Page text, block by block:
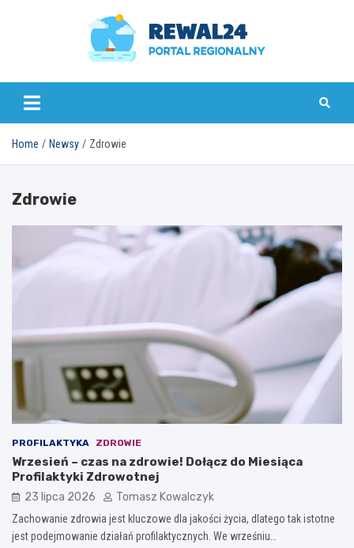
rewal24.pl
Home Newsy Zdrowie
Zdrowie
PROFILAKTYKA ZDROWIE
Wrzesień – czas na zdrowie! Dołącz do Miesiąca
Profilaktyki Zdrowotnej
23 lipca 2026 Tomasz Kowalczyk
Zachowanie zdrowia jest kluczowe dla jakości życia, dlatego tak istotne
jest podejmowanie działań profilaktycznych. We wrześniu…